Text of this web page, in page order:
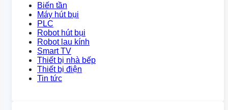
Biến tần
Máy hút bụi
PLC
Robot hút bụi
Robot lau kính
Smart TV
Thiết bị nhà bếp
Thiết bị điện
Tin tức